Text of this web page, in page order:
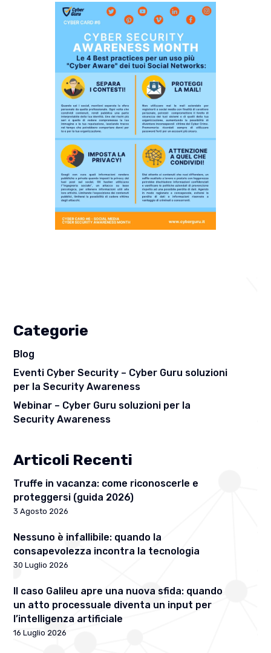
Categorie
Blog
Eventi Cyber Security – Cyber Guru soluzioni
per la Security Awareness
Webinar – Cyber Guru soluzioni per la
Security Awareness
Articoli Recenti
Truffe in vacanza: come riconoscerle e
proteggersi (guida 2026)
3 Agosto 2026
Nessuno è infallibile: quando la
consapevolezza incontra la tecnologia
30 Luglio 2026
Il caso Galileu apre una nuova sfida: quando
un atto processuale diventa un input per
l’intelligenza artificiale
16 Luglio 2026